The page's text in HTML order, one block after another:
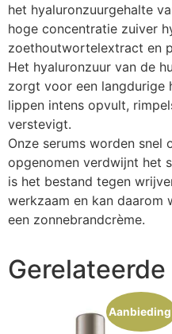
het hyaluronzuurgehalte
hoge concentratie zuiver
zoethoutwortelextract en
Het hyaluronzuur van de
zorgt voor een langdurige
lippen intens opvult,
verstevigt.
Onze serums worden snel
opgenomen verdwijnt het
is het bestand tegen
werkzaam en kan daarom
een zonnebrandcrème.